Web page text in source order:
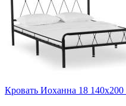
Кровать Иоханна 18